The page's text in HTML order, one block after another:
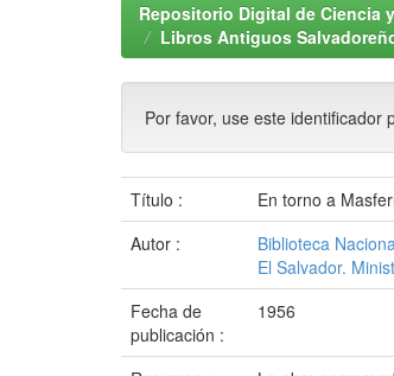
Repositorio Digital de Ciencia
Libros Antiguos
Por favor, use este identificador
Título :
En torno a
Autor :
Biblioteca
El Salvador.
Fecha de
publicación :
1956